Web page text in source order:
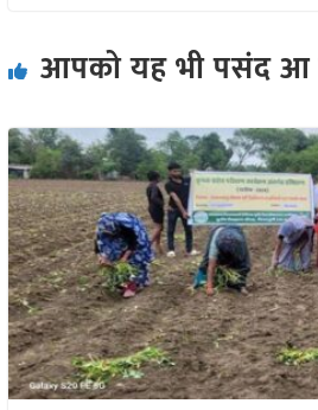
आपको यह भी पसंद आ